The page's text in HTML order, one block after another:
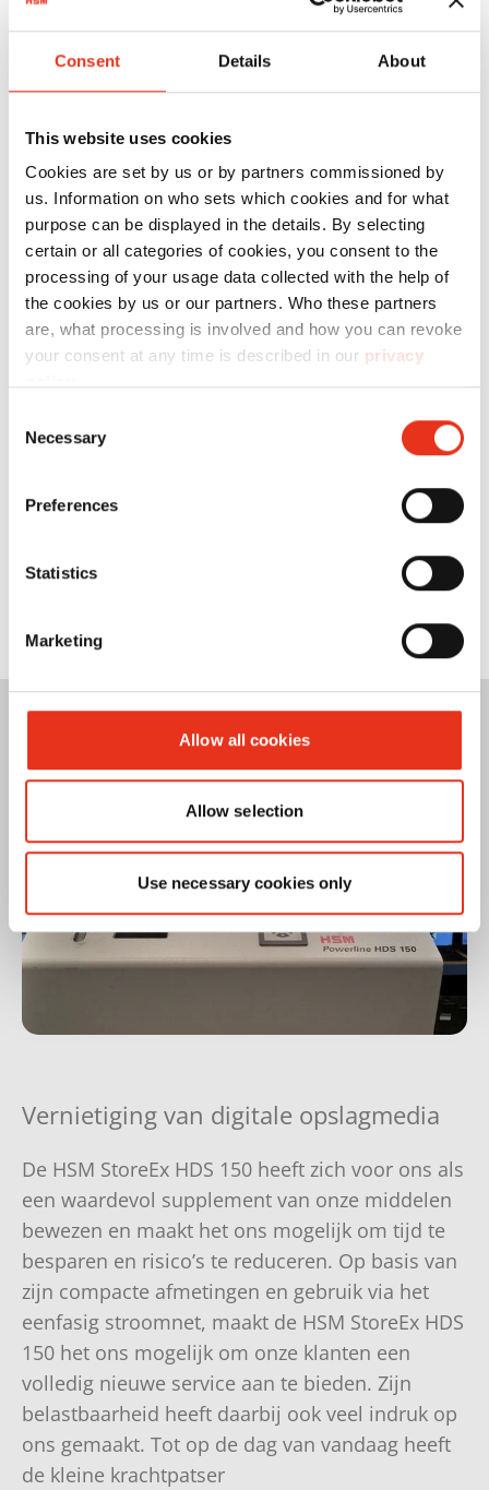
Consent Details About
This website uses cookies
Cookies are set by us or by partners commissioned by
us. Information on who sets which cookies and for what
purpose can be displayed in the details. By selecting
certain or all categories of cookies, you consent to the
processing of your usage data collected with the help of
the cookies by us or our partners. Who these partners
are, what processing is involved and how you can revoke
your consent at any time is described in our privacy
Selection
Necessary
Preferences
Statistics
Marketing
Allow all cookies
Allow selection
Use necessary cookies only
HSM
StoreEx
HDS 230 -
20 x 40-50
mm
1778124 4026631065696
Vernietiging van digitale opslagmedia
De HSM StoreEx HDS 150 heeft zich voor ons als
een waardevol supplement van onze middelen
bewezen en maakt het ons mogelijk om tijd te
besparen en risico’s te reduceren. Op basis van
zijn compacte afmetingen en gebruik via het
eenfasig stroomnet, maakt de HSM StoreEx HDS
150 het ons mogelijk om onze klanten een
volledig nieuwe service aan te bieden. Zijn
belastbaarheid heeft daarbij ook veel indruk op
ons gemaakt. Tot op de dag van vandaag heeft
de kleine krachtpatser